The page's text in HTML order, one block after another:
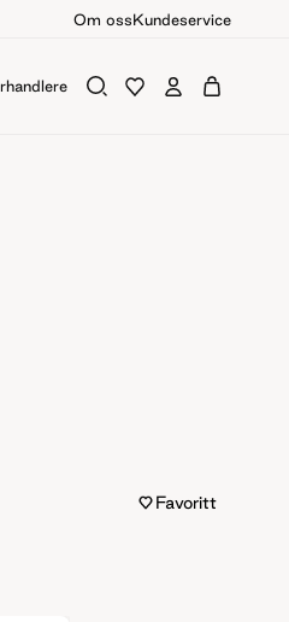
Om ossKundeservice
Favoritt